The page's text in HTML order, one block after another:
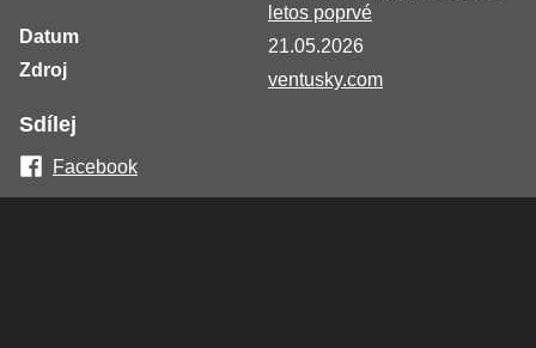
letos poprvé
Datum
21.05.2026
Zdroj
ventusky.com
Sdílej
Facebook